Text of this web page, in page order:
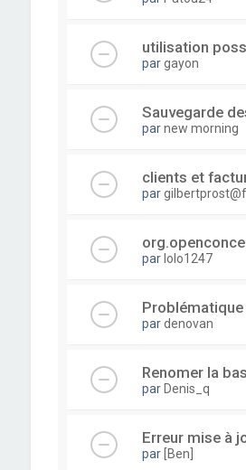
utilisation
pargayon
Sauvegarde
parnew morning
clients et
par
par lolo1247
pardenovan
Renomer la
par Denis_q
Erreur mise à
par [Ben]